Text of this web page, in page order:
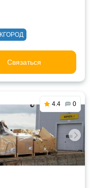
Связаться
4.4 0